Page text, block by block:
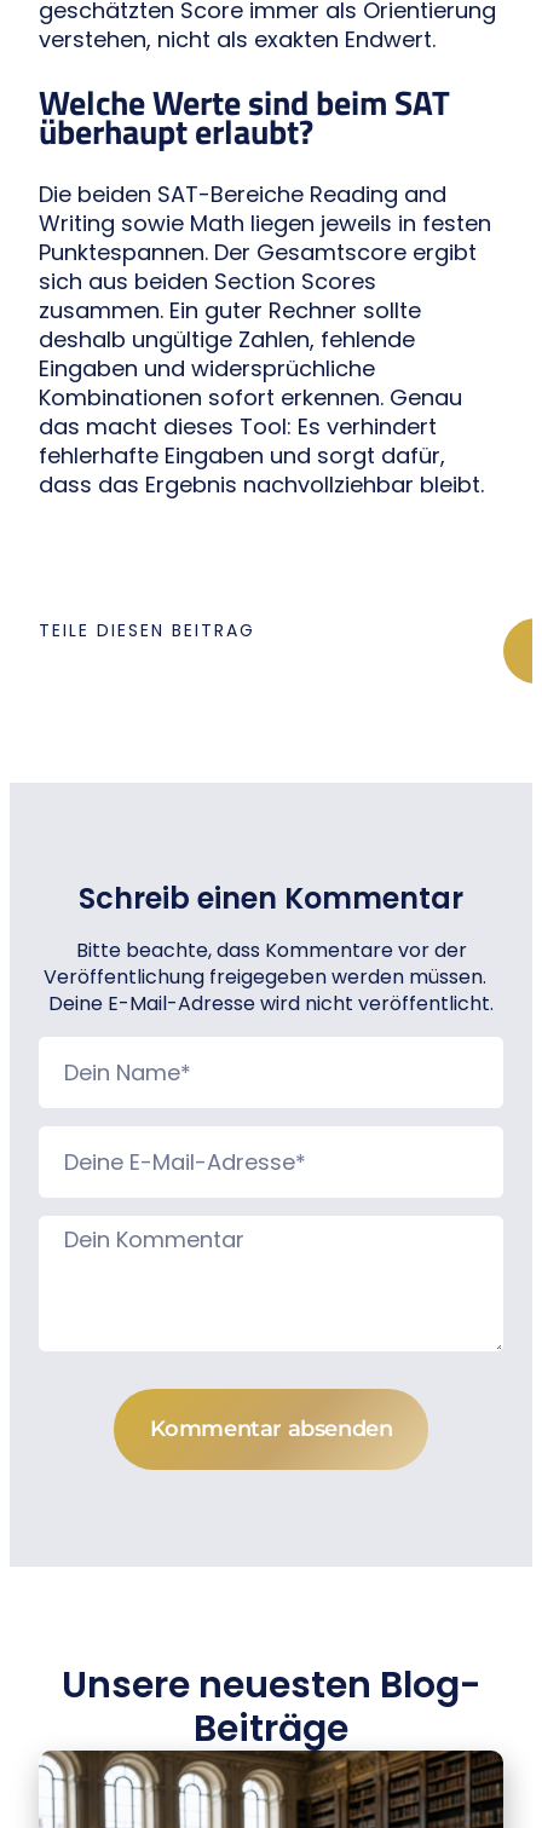
geschätzten Score immer als Orientierung
verstehen, nicht als exakten Endwert.
Welche Werte sind beim SAT
überhaupt erlaubt?
Die beiden SAT-Bereiche Reading and
Writing sowie Math liegen jeweils in festen
Punktespannen. Der Gesamtscore ergibt
sich aus beiden Section Scores
zusammen. Ein guter Rechner sollte
deshalb ungültige Zahlen, fehlende
Eingaben und widersprüchliche
Kombinationen sofort erkennen. Genau
das macht dieses Tool: Es verhindert
fehlerhafte Eingaben und sorgt dafür,
dass das Ergebnis nachvollziehbar bleibt.
TEILE DIESEN BEITRAG
Schreib einen Kommentar
Bitte beachte, dass Kommentare vor der
Veröffentlichung freigegeben werden müssen.
Deine E-Mail-Adresse wird nicht veröffentlicht.
Kommentar absenden
Unsere neuesten Blog-
Beiträge